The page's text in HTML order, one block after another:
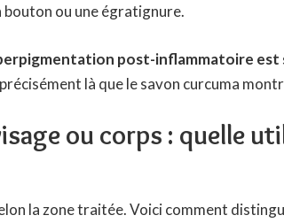
ou une égratignure.
post-inflammatoire est
précisément là que le savon curcuma
ou corps : quelle
la zone traitée. Voici comment